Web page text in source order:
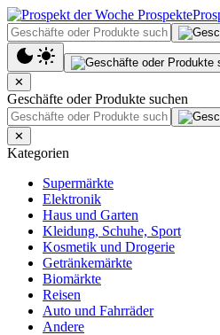
✕
Geschäfte oder Produkte suchen
✕
Kategorien
Supermärkte
Elektronik
Haus und Garten
Kleidung, Schuhe, Sport
Kosmetik und Drogerie
Getränkemärkte
Biomärkte
Reisen
Auto und Fahrräder
Andere